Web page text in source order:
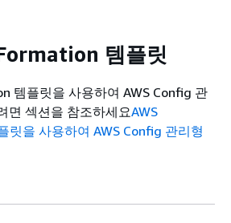
템플릿
템플릿을 사용하여 AWS Config 관
면 섹션을 참조하세요AWS
릿을 사용하여 AWS Config 관리형